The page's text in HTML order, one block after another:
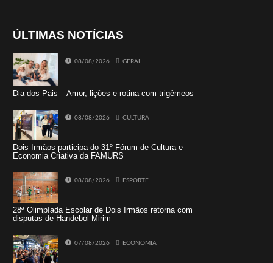
ÚLTIMAS NOTÍCIAS
08/08/2026 GERAL
Dia dos Pais – Amor, lições e rotina com trigêmeos
08/08/2026 CULTURA
Dois Irmãos participa do 31º Fórum de Cultura e
Economia Criativa da FAMURS
08/08/2026 ESPORTE
28ª Olimpíada Escolar de Dois Irmãos retorna com
disputas de Handebol Mirim
07/08/2026 ECONOMIA